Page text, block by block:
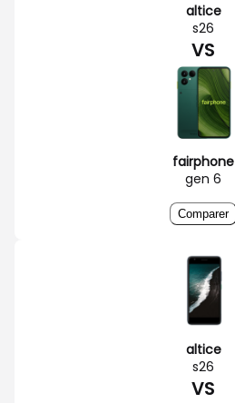
altice
s26
VS
fairphone
gen 6
Comparer
altice
s26
VS